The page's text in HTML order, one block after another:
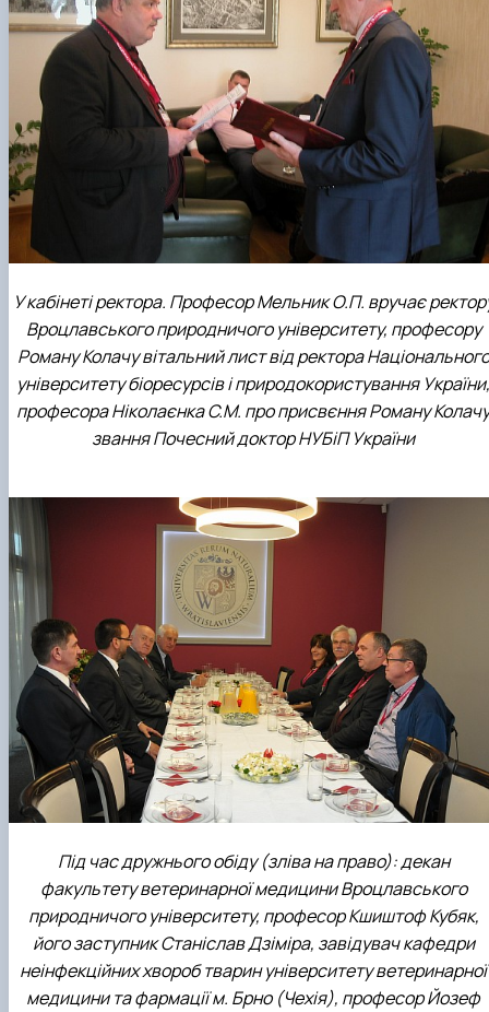
У кабінеті ректора. Професор Мельник О.П. вручає
Вроцлавського природничого університету, професору
Роману Колачу вітальний лист від ректора Національного
університету біоресурсів і природокористування України,
професора Ніколаєнка С.М. про присвєння Роману Колачу
звання Почесний доктор НУБіП України
Під час дружнього обіду (зліва на право): декан
факультету ветеринарної медицини Вроцлавського
природничого університету, професор Кшиштоф Кубяк,
його заступник Станіслав Дзіміра, завідувач кафедри
неінфекційних хвороб тварин університету ветеринарної
медицини та фармації м. Брно (Чехія), професор Йозеф